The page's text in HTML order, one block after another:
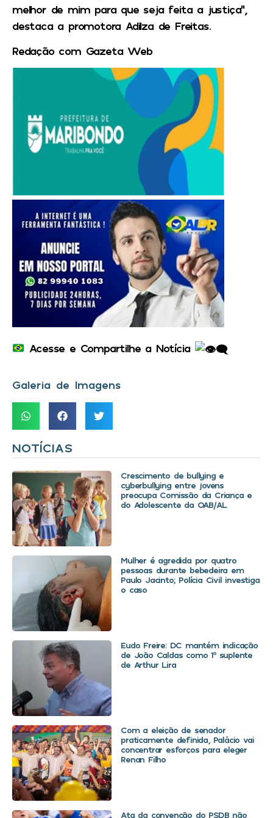
melhor de mim para que seja feita a justiça”,
destaca a promotora Adilza de Freitas.
Redação com Gazeta Web
Acesse e Compartilhe a Notícia
Galeria de Imagens
NOTÍCIAS
Crescimento de bullying e
cyberbullying entre jovens
preocupa Comissão da Criança e
do Adolescente da OAB/AL
Mulher é agredida por quatro
pessoas durante bebedeira em
Paulo Jacinto; Polícia Civil investiga
o caso
Eudo Freire: DC mantém indicação
de João Caldas como 1º suplente
de Arthur Lira
Com a eleição de senador
praticamente definida, Palácio vai
concentrar esforços para eleger
Renan Filho
Ata da convenção do PSDB não